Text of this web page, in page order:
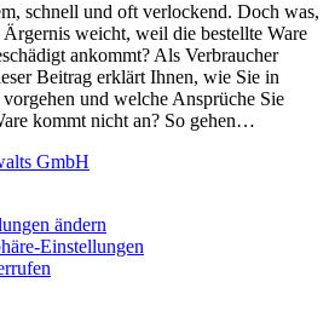
schnell und oft verlockend. Doch was,
weicht, weil die bestellte Ware
ankommt? Als Verbraucher
Beitrag erklärt Ihnen, wie Sie in
und welche Ansprüche Sie
kommt nicht an? So gehen…
ändern
Einstellungen